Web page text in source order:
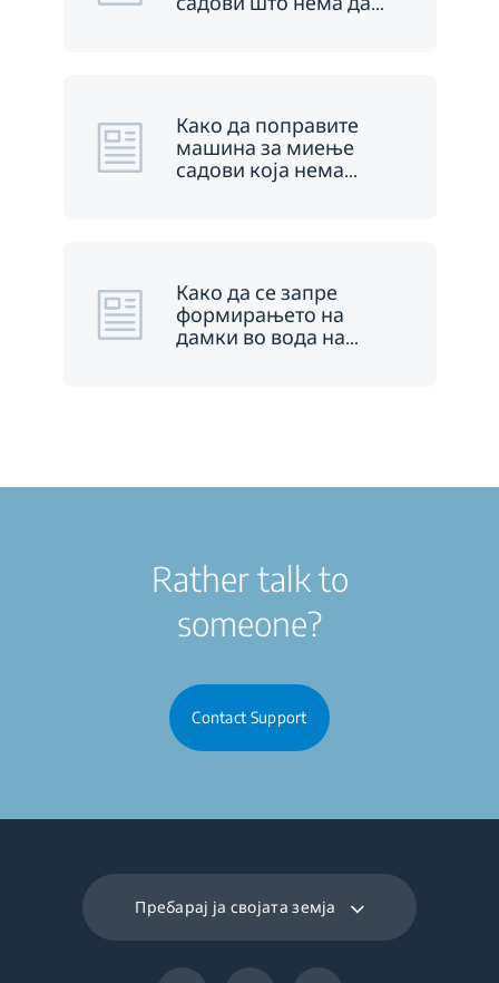
Како да поправите
машина за миење
садови која нема…
Како да се запре
формирањето на
дамки во вода на…
Rather talk to
someone?
Contact Support
Пребарај ја својата земја